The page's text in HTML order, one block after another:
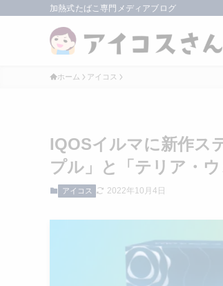
加熱式たばこ専門メディアブログ
ホーム アイコス
IQOSイルマに新作ス
プル」と「テリア・
アイコス 2022年10月4日